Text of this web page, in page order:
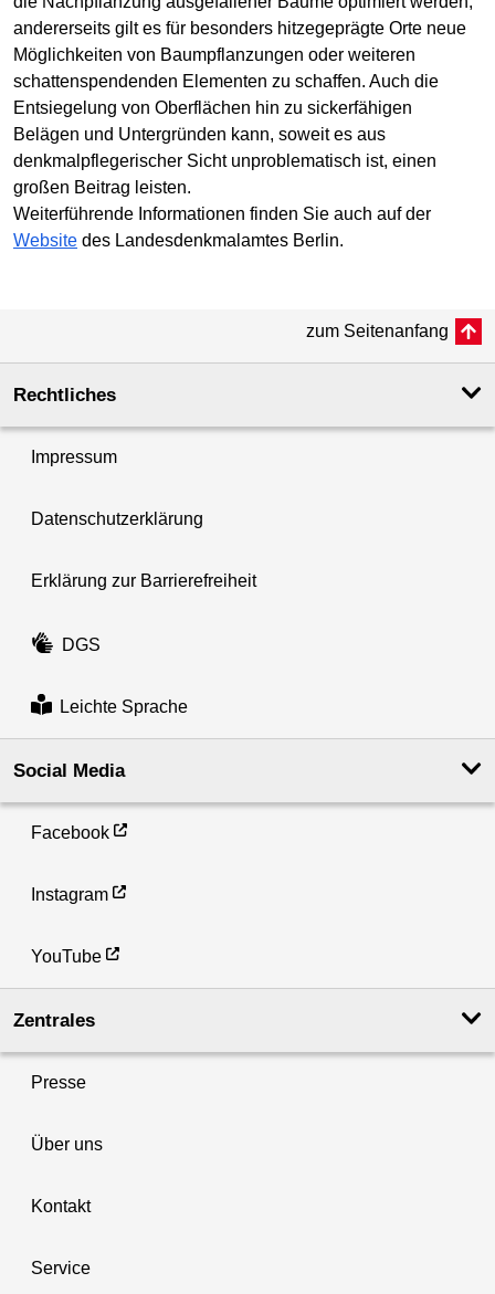
andererseits gilt es für besonders hitzegeprägte Orte neue
Möglichkeiten von Baumpflanzungen oder weiteren
schattenspendenden Elementen zu schaffen. Auch die
Entsiegelung von Oberflächen hin zu sickerfähigen
Belägen und Untergründen kann, soweit es aus
denkmalpflegerischer Sicht unproblematisch ist, einen
großen Beitrag leisten.
Weiterführende Informationen finden Sie auch auf der
Website des Landesdenkmalamtes Berlin.
zum Seitenanfang
Rechtliches
Impressum
Datenschutzerklärung
Erklärung zur Barrierefreiheit
DGS
Leichte Sprache
Social Media
Facebook
Instagram
YouTube
Zentrales
Presse
Über uns
Kontakt
Service